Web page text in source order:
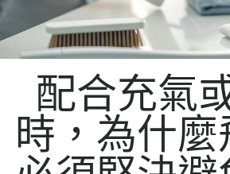
配合充氣
時，為什